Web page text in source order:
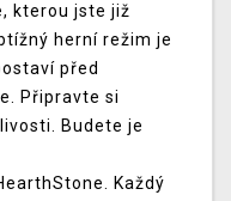
kterou jste již
herní režim je
před
Připravte si
Budete je
Každý